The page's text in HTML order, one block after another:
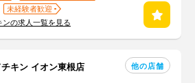
未経験者歓迎
の求人一覧を見る
キン イオン東根店 他の店舗